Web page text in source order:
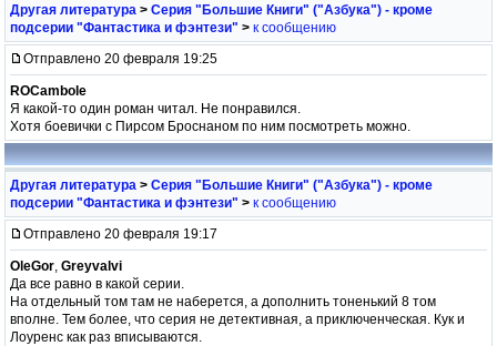
Другая литература > Серия "Большие Книги" ("Азбука") - кроме
подсерии "Фантастика и фэнтези" > к сообщению
Отправлено 20 февраля 19:25
ROCambole
Я какой-то один роман читал. Не понравился.
Хотя боевички с Пирсом Броснаном по ним посмотреть можно.
Другая литература > Серия "Большие Книги" ("Азбука") - кроме
подсерии "Фантастика и фэнтези" > к сообщению
Отправлено 20 февраля 19:17
OleGor, Greyvalvi
Да все равно в какой серии.
На отдельный том там не наберется, а дополнить тоненький 8 том
вполне. Тем более, что серия не детективная, а приключенческая. Кук и
Лоуренс как раз вписываются.